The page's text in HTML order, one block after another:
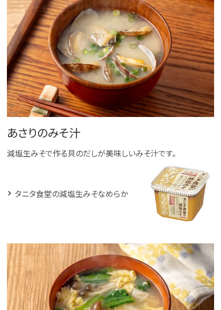
あさりのみそ汁
減塩生みそで作る貝のだしが美味しいみそ汁です。
タニタ食堂の減塩生みそなめらか